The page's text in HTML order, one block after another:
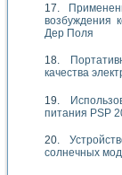
возбуждения
Дер Поля
качества
питания PSP
солнечных